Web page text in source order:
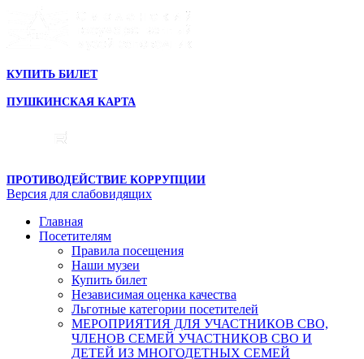
КУПИТЬ БИЛЕТ
ПУШКИНСКАЯ КАРТА
ПРОТИВОДЕЙСТВИЕ КОРРУПЦИИ
Версия для слабовидящих
Главная
Посетителям
Правила посещения
Наши музеи
Купить билет
Независимая оценка качества
Льготные категории посетителей
МЕРОПРИЯТИЯ ДЛЯ УЧАСТНИКОВ СВО,
ЧЛЕНОВ СЕМЕЙ УЧАСТНИКОВ СВО И
ДЕТЕЙ ИЗ МНОГОДЕТНЫХ СЕМЕЙ